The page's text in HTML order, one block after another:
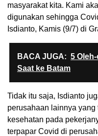
masyarakat kita. Kami
digunakan sehingga
Isdianto, Kamis (9/7) di
BACA JUGA: 5
Saat ke Batam
Tidak itu saja, Isdianto
perusahaan lainnya yang
kesehatan pada
terpapar Covid di